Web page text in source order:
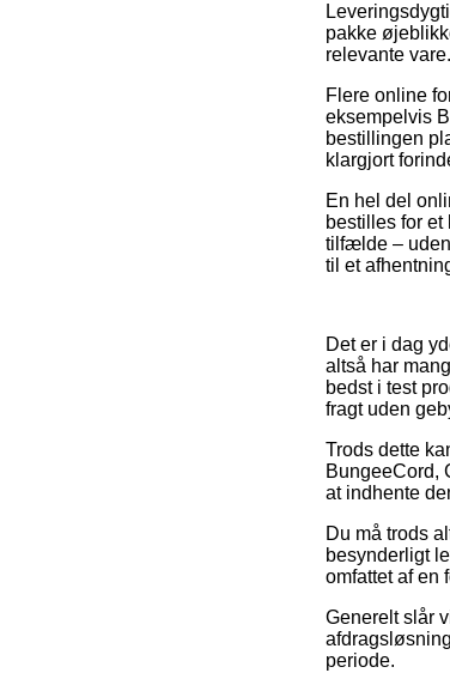
pakke
relevante vare.
Flere online
eksempelvis
bestillingen
klargjort
En hel del
bestilles for
tilfælde –
til et
Det er i dag
altså har
bedst i test
fragt uden
Trods dette
BungeeCord,
at indhente
Du må trods
besynderligt
omfattet af en
Generelt slår
periode.